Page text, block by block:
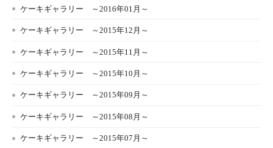
ケーキギャラリー ～2016年01月～
ケーキギャラリー ～2015年12月～
ケーキギャラリー ～2015年11月～
ケーキギャラリー ～2015年10月～
ケーキギャラリー ～2015年09月～
ケーキギャラリー ～2015年08月～
ケーキギャラリー ～2015年07月～